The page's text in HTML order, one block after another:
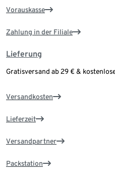
Vorauskasse
Zahlung in der Filiale
Lieferung
Gratisversand ab 29 € &
Versandkosten
Lieferzeit
Versandpartner
Packstation